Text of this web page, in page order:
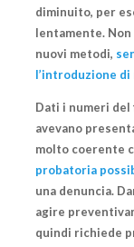
diminuito, per
lentamente.
nuovi metodi,
l’introduzione
Dati i numeri del
avevano
molto coerente
probatoria
una denuncia.
agire
quindi richiede